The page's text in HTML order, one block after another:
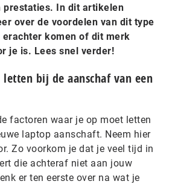
prestaties. In dit artikelen
over de voordelen van dit type
komen of dit merk
je is. Lees snel verder!
bij de aanschaf van een
factoren waar je op moet letten
laptop aanschaft. Neem hier
Zo voorkom je dat je veel tijd in
die achteraf niet aan jouw
er ten eerste over na wat je